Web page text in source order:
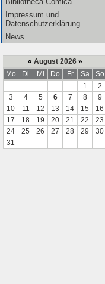
Impressum und
Datenschutzerklärung
News
« August 2026 »
Mo
Di Mi Do Fr Sa
So
1
2
3
4 5 6 7 8
9
10
11 12 13 14 15
16
17
18 19 20 21 22
23
24
25 26 27 28 29
30
31